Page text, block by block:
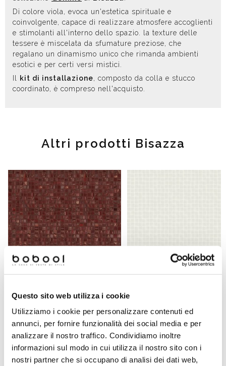
Questo sito web utilizza i cookie
Utilizziamo i cookie per personalizzare contenuti ed
annunci, per fornire funzionalità dei social media e per
analizzare il nostro traffico. Condividiamo inoltre
informazioni sul modo in cui utilizza il nostro sito con i
nostri partner che si occupano di analisi dei dati web,
Di colore viola, evoca un'estetica spirituale e
coinvolgente, capace di realizzare atmosfere accoglienti
e stimolanti all'interno dello spazio. la texture delle
tessere è miscelata da sfumature preziose, che
regalano un dinamismo unico che rimanda ambienti
esotici e per certi versi mistici.
Il kit di installazione, composto da colla e stucco
coordinato, è compreso nell'acquisto.
Altri prodotti Bisazza
10.74 con kit installazione -
Gemme, Bisazza
Richiedi preventivo
Micromosaico vetroso grigio
Vetricolor 10, Bisazza
Richiedi preventivo